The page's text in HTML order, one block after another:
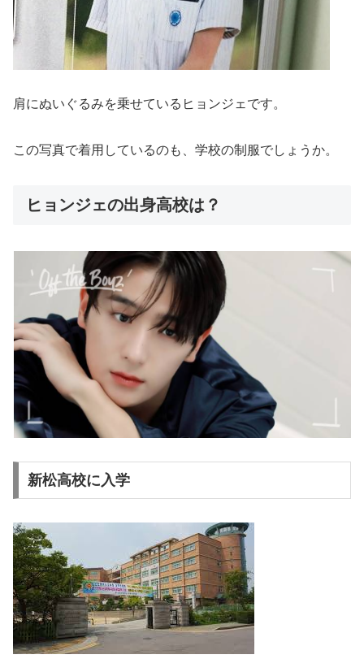
肩にぬいぐるみを乗せているヒョンジェです。
この写真で着用しているのも、学校の制服でしょうか。
ヒョンジェの出身高校は？
新松高校に入学